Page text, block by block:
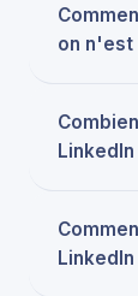
on n'est